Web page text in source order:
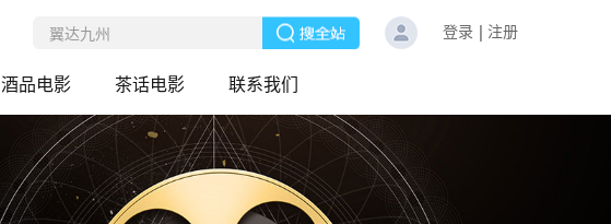
登录 注册
酒品电影 茶话电影 联系我们